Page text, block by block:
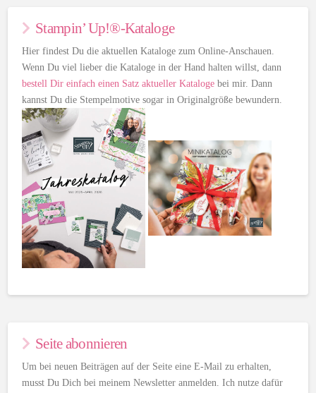
Stampin’ Up!®-Kataloge
Hier findest Du die aktuellen Kataloge zum Online-Anschauen.
Wenn Du viel lieber die Kataloge in der Hand halten willst, dann
bestell Dir einfach einen Satz aktueller Kataloge bei mir. Dann
kannst Du die Stempelmotive sogar in Originalgröße bewundern.
Seite abonnieren
Um bei neuen Beiträgen auf der Seite eine E-Mail zu erhalten,
musst Du Dich bei meinem Newsletter anmelden. Ich nutze dafür